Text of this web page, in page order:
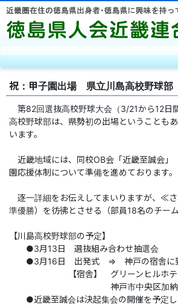
祝：甲子園出場 県立川島高校野球
第82回選抜高校野球大会（3/21から12日
高校野球部は、県勢初の出場ということも
います。
近畿地域には、同校OB会「近畿至誠会」
園応援体制について準備を進めております。
逐一詳細をお伝えしてまいりますが、≪
準優勝）を彷彿とさせる（部員18名のチー
【川島高校野球部の予定】
●3月13日 選抜組み合わせ抽選会
●3月16日 出発式 ⇒ 神戸の宿舎に
【宿舎】 グリーンヒルホテ
神戸市中央区加納町２−８
●近畿至誠会は決起集会の開催を予定し